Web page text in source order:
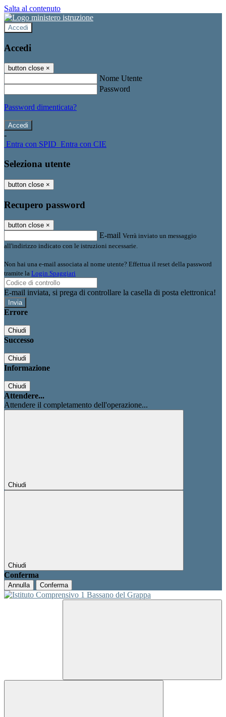
Salta al contenuto
Accedi
Accedi
button close ×
Nome Utente
Password
Password dimenticata?
-
Entra con SPID Entra con CIE
Seleziona utente
button close ×
Recupero password
button close ×
E-mail Verrà inviato un messaggio
all'indirizzo indicato con le istruzioni necessarie.
Non hai una e-mail associata al nome utente? Effettua il reset della password
tramite la Login Spaggiari
E-mail inviata, si prega di controllare la casella di posta elettronica!
Errore
Chiudi
Successo
Chiudi
Informazione
Chiudi
Attendere...
Attendere il completamento dell'operazione...
Chiudi
Chiudi
Conferma
Annulla Conferma